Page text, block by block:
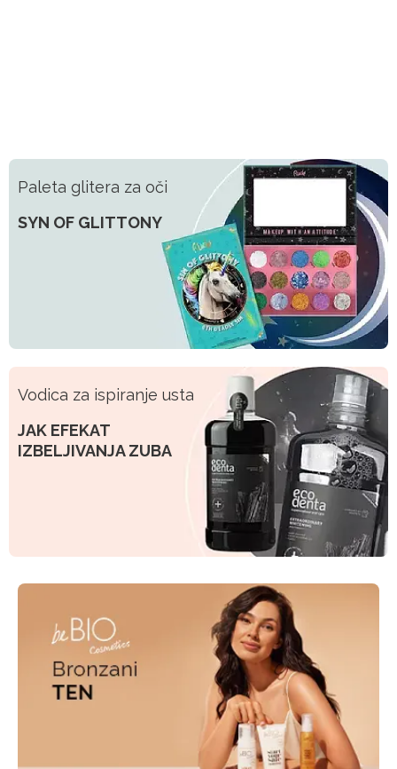
Paleta glitera za oči
SYN OF GLITTONY
Vodica za ispiranje usta
JAK EFEKAT
IZBELJIVANJA ZUBA